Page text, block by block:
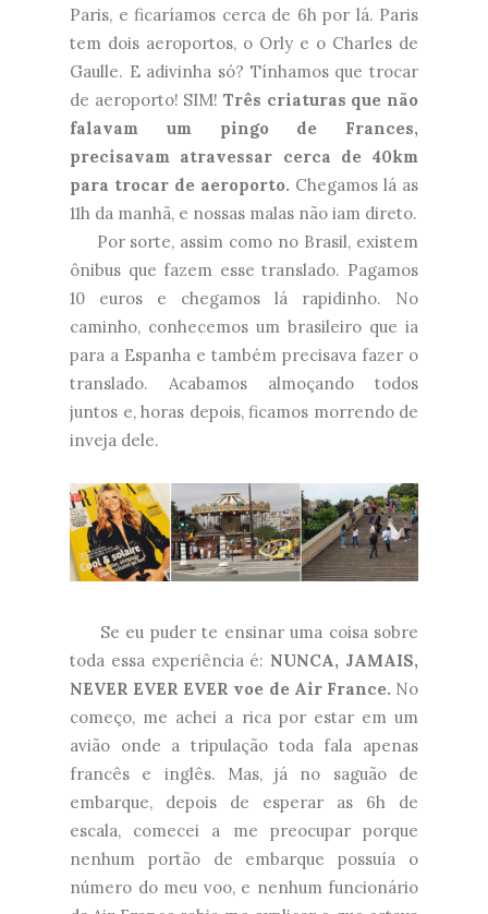
Paris, e ficaríamos cerca de 6h por lá. Paris
tem dois aeroportos, o Orly e o Charles de
Gaulle. E adivinha só? Tínhamos que trocar
de aeroporto! SIM! Três criaturas que não
falavam um pingo de Frances,
precisavam atravessar cerca de 40km
para trocar de aeroporto. Chegamos lá as
11h da manhã, e nossas malas não iam direto.
Por sorte, assim como no Brasil, existem
ônibus que fazem esse translado. Pagamos
10 euros e chegamos lá rapidinho. No
caminho, conhecemos um brasileiro que ia
para a Espanha e também precisava fazer o
translado. Acabamos almoçando todos
juntos e, horas depois, ficamos morrendo de
inveja dele.
Se eu puder te ensinar uma coisa sobre
toda essa experiência é: NUNCA, JAMAIS,
NEVER EVER EVER voe de Air France. No
começo, me achei a rica por estar em um
avião onde a tripulação toda fala apenas
francês e inglês. Mas, já no saguão de
embarque, depois de esperar as 6h de
escala, comecei a me preocupar porque
nenhum portão de embarque possuía o
número do meu voo, e nenhum funcionário